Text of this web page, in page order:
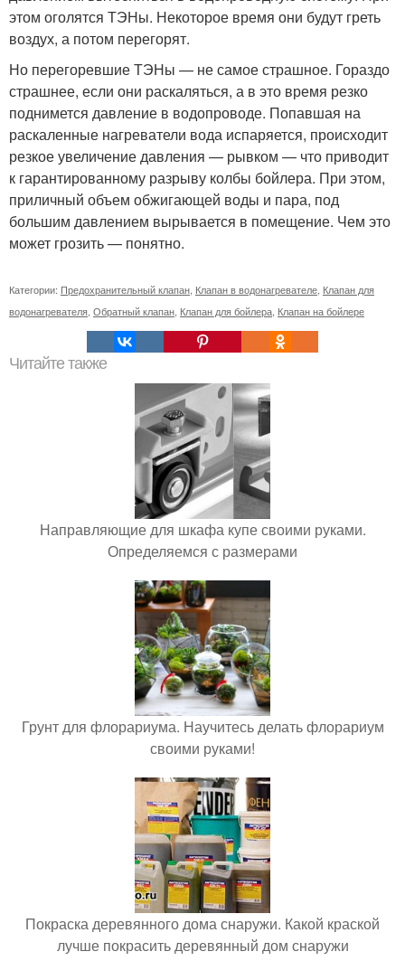
этом оголятся ТЭНы. Некоторое время они будут греть
воздух, а потом перегорят.
Но перегоревшие ТЭНы — не самое страшное. Гораздо
страшнее, если они раскаляться, а в это время резко
поднимется давление в водопроводе. Попавшая на
раскаленные нагреватели вода испаряется, происходит
резкое увеличение давления — рывком — что приводит
к гарантированному разрыву колбы бойлера. При этом,
приличный объем обжигающей воды и пара, под
большим давлением вырывается в помещение. Чем это
может грозить — понятно.
Категории: Предохранительный клапан Клапан в водонагревателе Клапан для
водонагревателя Обратный клапан Клапан для бойлера Клапан на бойлере
Читайте также
Направляющие для шкафа купе своими руками.
Определяемся с размерами
Грунт для флорариума. Научитесь делать флорариум
своими руками!
Покраска деревянного дома снаружи. Какой краской
лучше покрасить деревянный дом снаружи